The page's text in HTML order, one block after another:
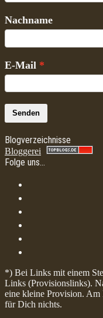
Nachname
E-Mail
Senden
Blogverzeichnisse
Bloggerei
Folge uns…
*) Bei Links mit einem
Links (Provisionslinks).
eine kleine Provision. Am
für Dich nichts.